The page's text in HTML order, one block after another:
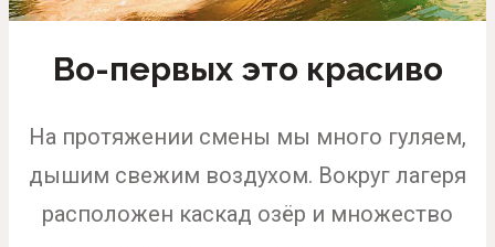
Во-первых это красиво
На протяжении смены мы много гуляем,
дышим свежим воздухом. Вокруг лагеря
расположен каскад озёр и множество